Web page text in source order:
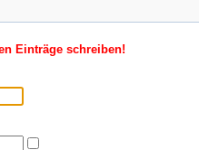
Einträge schreiben!